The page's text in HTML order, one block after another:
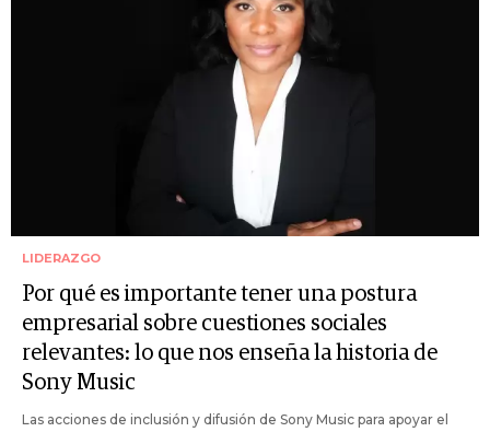
LIDERAZGO
Por qué es importante tener una postura
empresarial sobre cuestiones sociales
relevantes: lo que nos enseña la historia de
Sony Music
Las acciones de inclusión y difusión de Sony Music para apoyar el